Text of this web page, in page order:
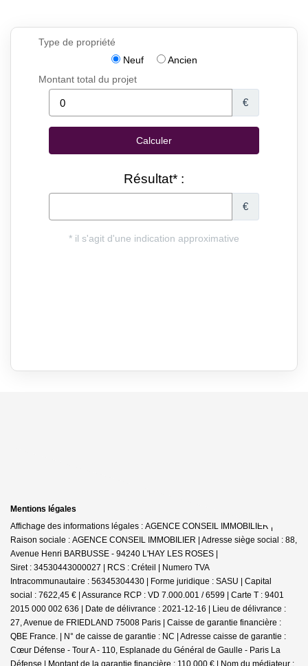
Mentions légales
Affichage des informations légales : AGENCE CONSEIL IMMOBILIER |
Raison sociale : AGENCE CONSEIL IMMOBILIER | Adresse siège social : 88,
Avenue Henri BARBUSSE - 94240 L'HAY LES ROSES |
Siret : 34530443000027 | RCS : Créteil | Numero TVA
Intracommunautaire : 56345304430 | Forme juridique : SASU | Capital
social : 7622,45 € | Assurance RCP : VD 7.000.001 / 6599 | Carte T : 9401
2015 000 002 636 | Date de délivrance : 2021-12-16 | Lieu de délivrance :
27, Avenue de FRIEDLAND 75008 Paris | Caisse de garantie financière :
QBE France. | N° de caisse de garantie : NC | Adresse caisse de garantie :
Cœur Défense - Tour A - 110, Esplanade du Général de Gaulle - Paris La
Défense | Montant de la garantie financière : 110 000 € | Nom du médiateur :